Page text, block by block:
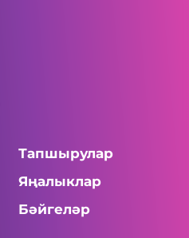
Тапшырулар
Яңалыклар
Бәйгеләр